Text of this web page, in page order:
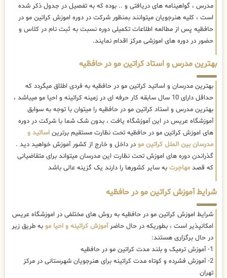
مدرس ، گواهینامه های دریافتی و .. بوده که به تفصیل در جدول ذکر شده
است ، کلیه هنرجویان میتوانند بمنظور شرکت در دوره اموزش کراتین مو در
حافظیه پس از مطالعه اطلاعات تکمیلی دوره نسبت به ثبت نام در کلاس و
حضور در دوره های اموزشی مرکز اقدام نمایند.
بهترین مدرس و استاد کراتین مو در حافظیه
بهترین مدرسان و اساتید کراتین مو در حافظیه به فردی اطلاق میگردد که
حداقل دارای 10 سال سابقه کار حرفه ای در زمینه کراتینه و احیا مو میباشد ،
بهترین مدرس و استاد کراتین مو در حافظیه را میتوان با توجه به سوابق
آموزشگاه عریس در این آموزشگاه یافت ، بدون شک شما با شرکت در دوره
های اموزش کراتین مو در حافظیه تحت نظارت مستقیم برترین اساتید و
مدرسان بین الملل کراتین مو در داخل و خارج از کشور آموزش خواهید دید .
گذراندن دوره های اموزش تحت نظارت این مدرسان میتواند برای متقاضیانی
که قصد مهاجرت به سایر کشورها را دارند یک گزینه عالی باشد
شرایط آموزش کراتین مو در حافظیه
شرایط اموزش کراتین مو در حافظیه به روش های مختلفی در اموزشگاه عریس
امکانپذیر است ، بطوریکه در حال حاضرآموزش کراتینه و احیا مو به طریق زیر
در حال برگزاری هستند:
1- آموزش ترمیک و بلند مدت کراتین مو در حافظیه
2- آموزش فشرده و کوتاه مدت کراتینه برای هنرجویان شهرستانی در مرکز
تهران